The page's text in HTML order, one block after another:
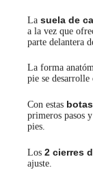
La suela de
a la vez que
parte delantera
La forma
pie se desarrolle
Con estas
primeros pasos
pies.
Los 2 cierres
ajuste.